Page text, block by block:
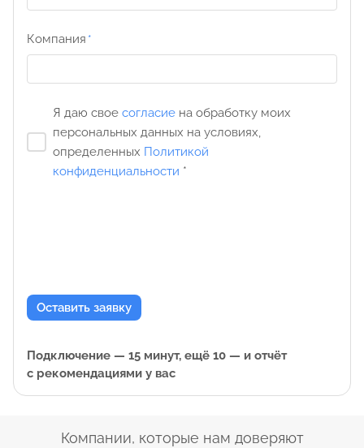
Компания
Я даю свое согласие на обработку моих
персональных данных на условиях,
определенных Политикой
конфиденциальности *
Оставить заявку
Подключение — 15 минут, ещё 10 — и отчёт
с рекомендациями у вас
Компании, которые нам доверяют